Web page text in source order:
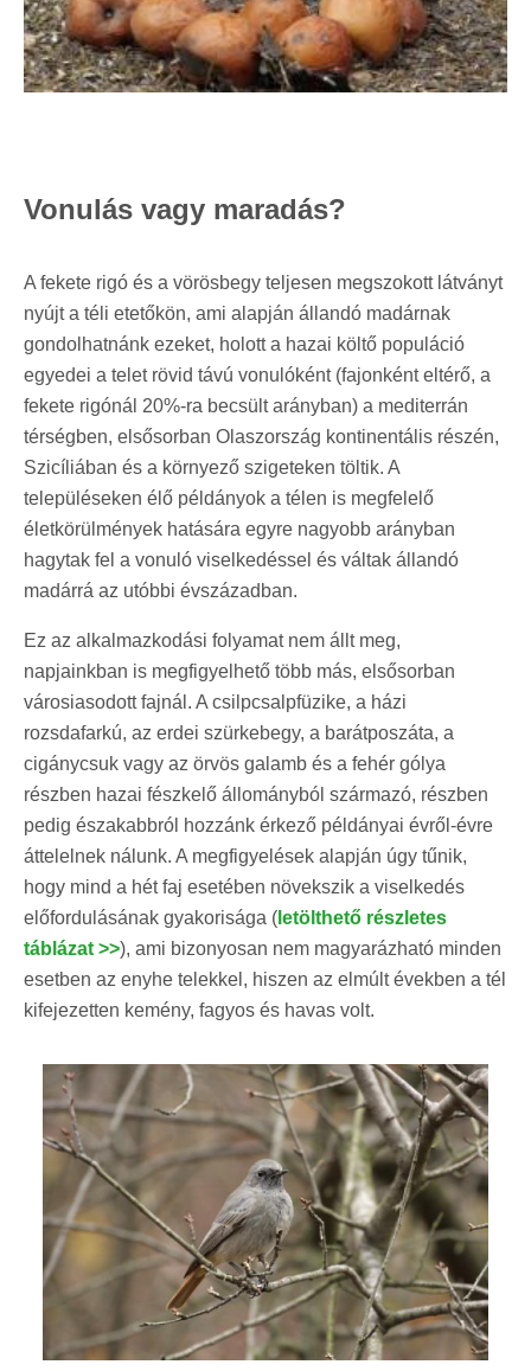
Vonulás vagy maradás?
A fekete rigó és a vörösbegy teljesen megszokott látványt
nyújt a téli etetőkön, ami alapján állandó madárnak
gondolhatnánk ezeket, holott a hazai költő populáció
egyedei a telet rövid távú vonulóként (fajonként eltérő, a
fekete rigónál 20%-ra becsült arányban) a mediterrán
térségben, elsősorban Olaszország kontinentális részén,
Szicíliában és a környező szigeteken töltik. A
településeken élő példányok a télen is megfelelő
életkörülmények hatására egyre nagyobb arányban
hagytak fel a vonuló viselkedéssel és váltak állandó
madárrá az utóbbi évszázadban.
Ez az alkalmazkodási folyamat nem állt meg,
napjainkban is megfigyelhető több más, elsősorban
városiasodott fajnál. A csilpcsalpfüzike, a házi
rozsdafarkú, az erdei szürkebegy, a barátposzáta, a
cigánycsuk vagy az örvös galamb és a fehér gólya
részben hazai fészkelő állományból származó, részben
pedig északabbról hozzánk érkező példányai évről-évre
áttelelnek nálunk. A megfigyelések alapján úgy tűnik,
hogy mind a hét faj esetében növekszik a viselkedés
előfordulásának gyakorisága ( letölthető részletes
táblázat >>), ami bizonyosan nem magyarázható minden
esetben az enyhe telekkel, hiszen az elmúlt években a tél
kifejezetten kemény, fagyos és havas volt.